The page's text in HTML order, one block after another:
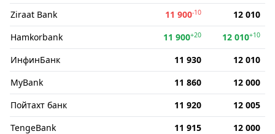
Ziraat Bank
11 900-10
12 010
Hamkorbank
11 900+20 12 010+10
ИнфинБанк 11 930
12 010
MyBank
11 860
12 000
Пойтахт банк
11 920
12 005
TengeBank
11 915
12 000